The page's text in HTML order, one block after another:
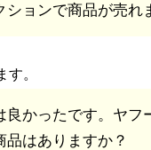
ョンで商品が売れ
。
良かったです。ヤフ
はありますか？